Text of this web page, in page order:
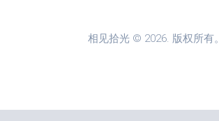
相见拾光 © 2026. 版权所有。